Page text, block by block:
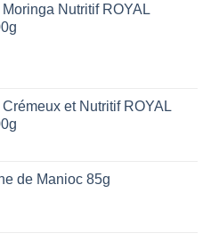
Nutritif ROYAL
€.
et Nutritif ROYAL
de Manioc 85g